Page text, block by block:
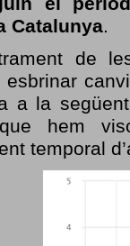
Catalunya.
de
esbrinar
a la
hem
temporal